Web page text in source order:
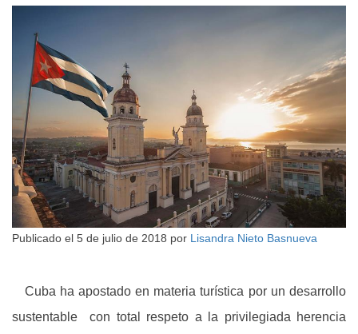
Publicado el 5 de julio de 2018 por Lisandra Nieto Basnueva
Cuba ha apostado en materia turística por un desarrollo
sustentable con total respeto a la privilegiada herencia